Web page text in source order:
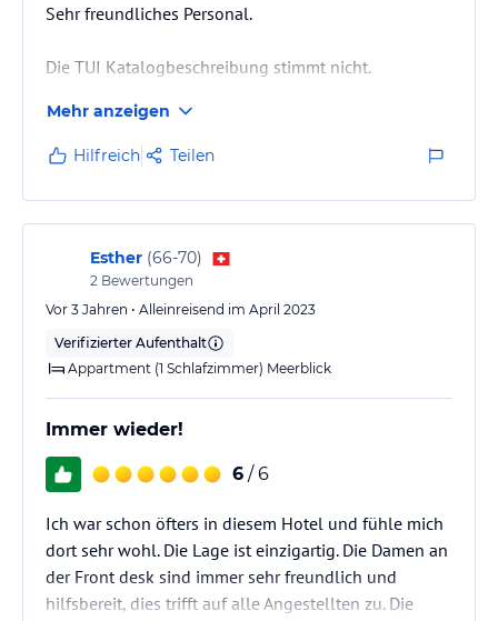
Sehr freundliches Personal.
Die TUI Katalogbeschreibung stimmt nicht.
geschlossen.
Kinderspielzimmer - nicht vorhanden.
Kinderspielplatz - nicht vorhanden.
Geschäft/Hotelshop - nicht vorhanden.
250,25 BBD Touristengebühr mussten wir bei Ankunft
sofort bezahlen.
Ist auf der TUI Seite gar nicht erwähnt und bei
Check24 steht unter TUI Deutschland bei 3* Hotel 2,5
$ pro Zimmer und Nacht.
Mehr anzeigen
Hilfreich Teilen
Esther (66-70)
2 Bewertungen
Vor 3 Jahren • Alleinreisend im April 2023
Verifizierter Aufenthalt
Appartment (1 Schlafzimmer) Meerblick
Immer wieder!
6 / 6
Ich war schon öfters in diesem Hotel und fühle mich
dort sehr wohl. Die Lage ist einzigartig. Die Damen an
der Front desk sind immer sehr freundlich und
hilfsbereit, dies trifft auf alle Angestellten zu. Die